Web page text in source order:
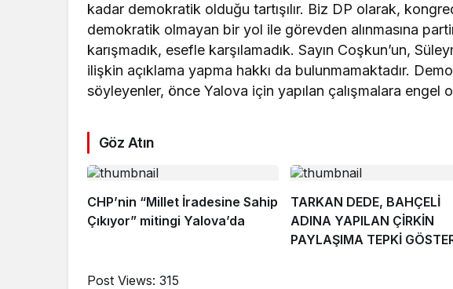
kadar demokratik olduğu tartışılır. Biz DP olarak,
demokratik olmayan bir yol ile görevden alınmasına
karışmadık, esefle karşılamadık. Sayın Coşkun’un,
ilişkin açıklama yapma hakkı da bulunmamaktadır.
söyleyenler, önce Yalova için yapılan çalışmalara engel
Göz Atın
CHP’nin “Millet İradesine Sahip
Çıkıyor” mitingi Yalova’da
TARKAN DEDE, BAHÇELİ
ADINA YAPILAN ÇİRKİN
PAYLAŞIMA TEPKİ
Post Views: 315